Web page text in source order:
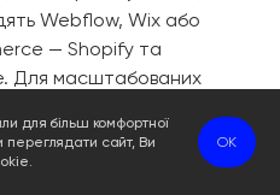
Webflow, Wix або
— Shopify та
Для масштабованих
типу Laravel або
(Bitrix24). Вибір
для більш комфортної
сайт, Ви
OK